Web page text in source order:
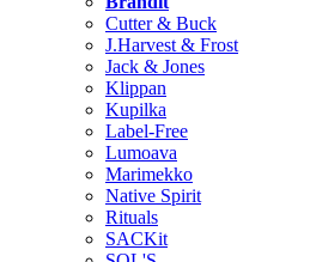
Cutter & Buck
J.Harvest & Frost
Jack & Jones
Klippan
Kupilka
Label-Free
Lumoava
Marimekko
Native Spirit
Rituals
SACKit